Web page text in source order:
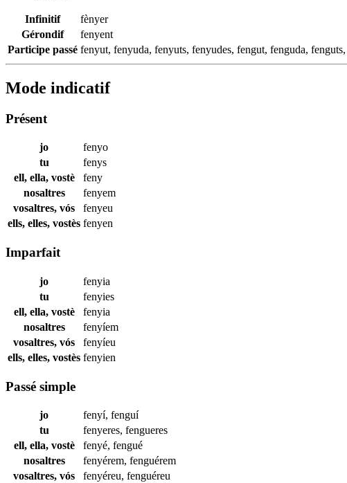
Infinitif
fènyer
Gérondif
fenyent
Participe passé fenyut, fenyuda, fenyuts, fenyudes, fengut, fenguda, fenguts,
Mode indicatif
Présent
jo
fenyo
tu
fenys
ell, ella, vostè
feny
nosaltres
fenyem
vosaltres, vós
fenyeu
ells, elles, vostès fenyen
Imparfait
jo
fenyia
tu
fenyies
ell, ella, vostè
fenyia
nosaltres
fenyíem
vosaltres, vós
fenyíeu
ells, elles, vostès fenyien
Passé simple
jo fenyí, fenguí
tu
fenyeres, fengueres
ell, ella, vostè
fenyé, fengué
nosaltres
fenyérem, fenguérem
vosaltres, vós
fenyéreu, fenguéreu